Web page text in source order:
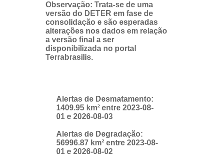
Observação: Trata-se de uma
versão do DETER em fase de
consolidação e são esperadas
alterações nos dados em relação
a versão final a ser
disponibilizada no portal
Terrabrasilis.
Alertas de Desmatamento:
1409.95 km² entre 2023-08-
01 e 2026-08-03
Alertas de Degradação:
56996.87 km² entre 2023-08-
01 e 2026-08-02